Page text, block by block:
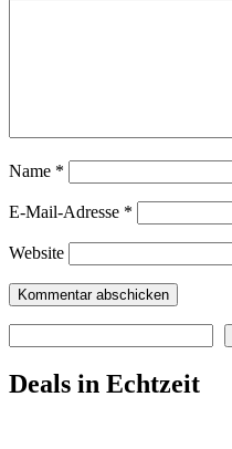
Name *
E-Mail-Adresse *
Website
Deals in Echtzeit